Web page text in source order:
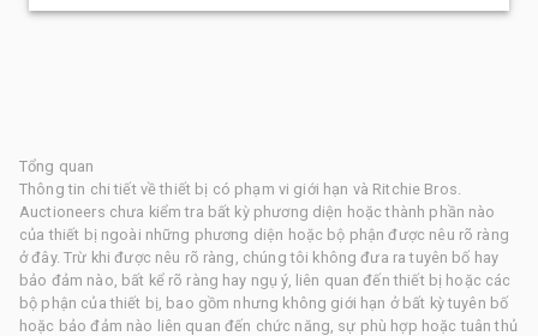
Tổng quan
Thông tin chi tiết về thiết bị có phạm vi giới hạn và Ritchie Bros.
Auctioneers chưa kiểm tra bất kỳ phương diện hoặc thành phần nào
của thiết bị ngoài những phương diện hoặc bộ phận được nêu rõ ràng
ở đây. Trừ khi được nêu rõ ràng, chúng tôi không đưa ra tuyên bố hay
bảo đảm nào, bất kể rõ ràng hay ngụ ý, liên quan đến thiết bị hoặc các
bộ phận của thiết bị, bao gồm nhưng không giới hạn ở bất kỳ tuyên bố
hoặc bảo đảm nào liên quan đến chức năng, sự phù hợp hoặc tuân thủ